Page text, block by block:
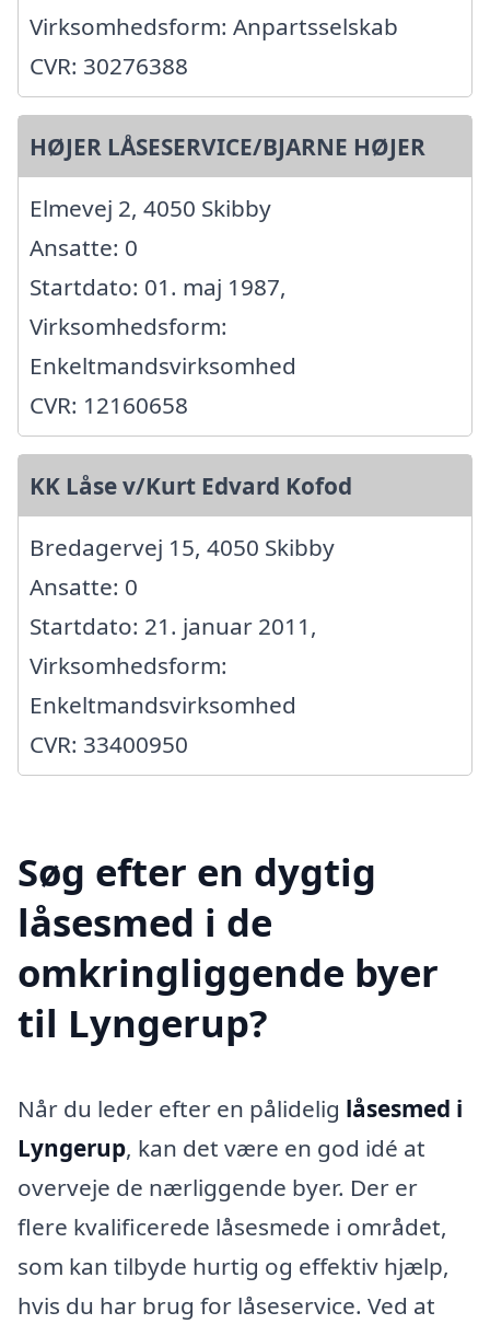
Virksomhedsform: Anpartsselskab
CVR: 30276388
HØJER LÅSESERVICE/BJARNE HØJER
Elmevej 2, 4050 Skibby
Ansatte: 0
Startdato: 01. maj 1987,
Virksomhedsform:
Enkeltmandsvirksomhed
CVR: 12160658
KK Låse v/Kurt Edvard Kofod
Bredagervej 15, 4050 Skibby
Ansatte: 0
Startdato: 21. januar 2011,
Virksomhedsform:
Enkeltmandsvirksomhed
CVR: 33400950
Søg efter en dygtig
låsesmed i de
omkringliggende byer
til Lyngerup?
Når du leder efter en pålidelig låsesmed i
Lyngerup, kan det være en god idé at
overveje de nærliggende byer. Der er
flere kvalificerede låsesmede i området,
som kan tilbyde hurtig og effektiv hjælp,
hvis du har brug for låseservice. Ved at